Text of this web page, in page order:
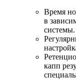
Время
в
системы.
капп